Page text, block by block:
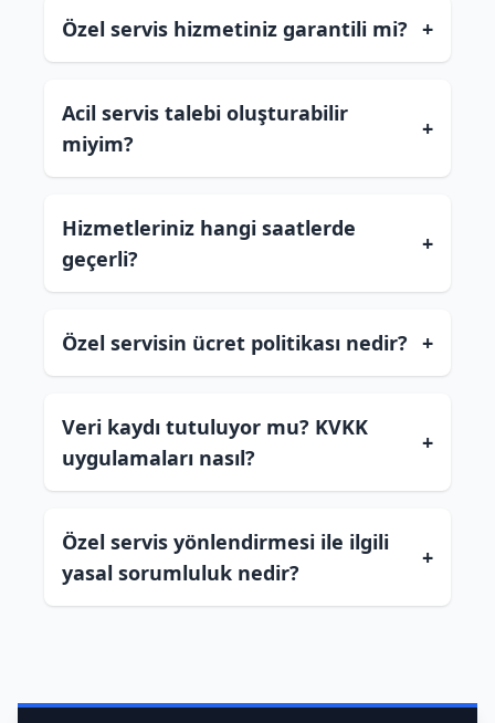
Özel servis hizmetiniz garantili mi? +
Acil servis talebi oluşturabilir
miyim?
+
Hizmetleriniz hangi saatlerde
geçerli?
+
Özel servisin ücret politikası nedir? +
Veri kaydı tutuluyor mu? KVKK
uygulamaları nasıl?
+
Özel servis yönlendirmesi ile ilgili
yasal sorumluluk nedir?
+